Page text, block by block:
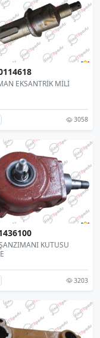
EKSANTRİK MİLİ
3058
KUTUSU
3203